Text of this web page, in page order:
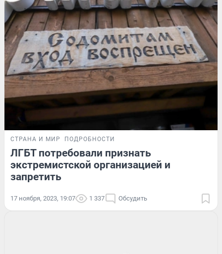
СТРАНА И МИР ПОДРОБНОСТИ
ЛГБТ потребовали признать
экстремистской организацией и
запретить
17 ноября, 2023, 19:07 1 337 Обсудить